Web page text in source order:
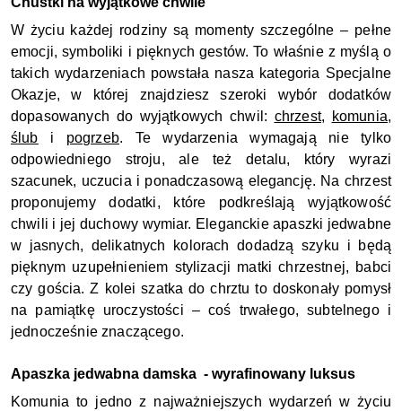
W życiu każdej rodziny są momenty szczególne – pełne
emocji, symboliki i pięknych gestów. To właśnie z myślą o
takich wydarzeniach powstała nasza kategoria Specjalne
Okazje, w której znajdziesz szeroki wybór dodatków
dopasowanych do wyjątkowych chwil: chrzest, komunia
ślub i pogrzeb. Te wydarzenia wymagają nie tylko
odpowiedniego stroju, ale też detalu, który wyrazi
szacunek, uczucia i ponadczasową elegancję. Na chrzest
proponujemy dodatki, które podkreślają wyjątkowość
chwili i jej duchowy wymiar. Eleganckie apaszki jedwabne
w jasnych, delikatnych kolorach dodadzą szyku i będą
pięknym uzupełnieniem stylizacji matki chrzestnej, babci
czy gościa. Z kolei szatka do chrztu to doskonały pomysł
na pamiątkę uroczystości – coś trwałego, subtelnego i
jednocześnie znaczącego.
Apaszka jedwabna damska - wyrafinowany luksus
Komunia to jedno z najważniejszych wydarzeń w życiu